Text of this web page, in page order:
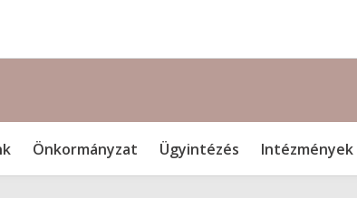
Önkormányzat Ügyintézés Intézmények